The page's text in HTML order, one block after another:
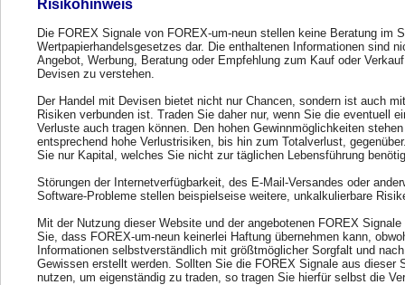
Risikohinweis
Die FOREX Signale von FOREX-um-neun stellen keine Beratung im
Wertpapierhandelsgesetzes dar. Die enthaltenen Informationen sind
Angebot, Werbung, Beratung oder Empfehlung zum Kauf oder
Devisen zu verstehen.
Der Handel mit Devisen bietet nicht nur Chancen, sondern ist auch
Risiken verbunden ist. Traden Sie daher nur, wenn Sie die eventuell
Verluste auch tragen können. Den hohen Gewinnmöglichkeiten stehen
entsprechend hohe Verlustrisiken, bis hin zum Totalverlust,
Sie nur Kapital, welches Sie nicht zur täglichen Lebensführung
Störungen der Internetverfügbarkeit, des E-Mail-Versandes oder
Software-Probleme stellen beispielseise weitere, unkalkulierbare
Mit der Nutzung dieser Website und der angebotenen FOREX
Sie, dass FOREX-um-neun keinerlei Haftung übernehmen kann,
Informationen selbstverständlich mit größtmöglicher Sorgfalt und
Gewissen erstellt werden. Sollten Sie die FOREX Signale aus dieser
nutzen, um eigenständig zu traden, so tragen Sie hierfür selbst die